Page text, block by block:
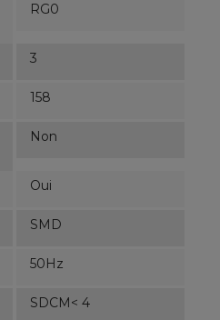
RG0
3
158
Non
Oui
SMD
50Hz
SDCM< 4